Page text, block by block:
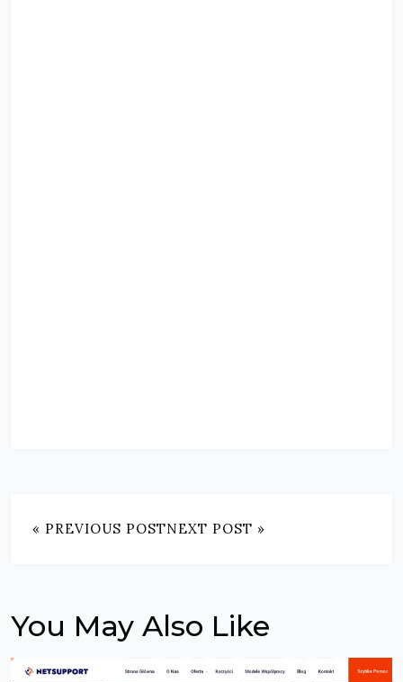
« PREVIOUS POSTNEXT POST »
You May Also Like